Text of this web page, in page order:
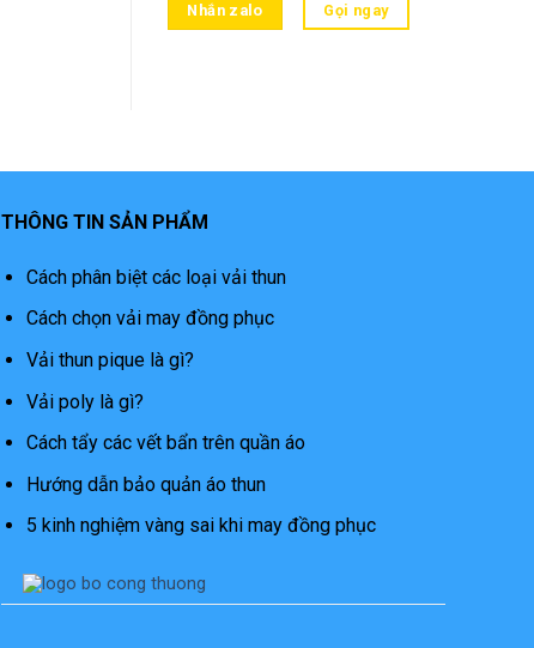
Nhắn zalo Gọi ngay
THÔNG TIN SẢN PHẨM
Cách phân biệt các loại vải thun
Cách chọn vải may đồng phục
Vải thun pique là gì?
Vải poly là gì?
Cách tẩy các vết bẩn trên quần áo
Hướng dẫn bảo quản áo thun
5 kinh nghiệm vàng sai khi may đồng phục